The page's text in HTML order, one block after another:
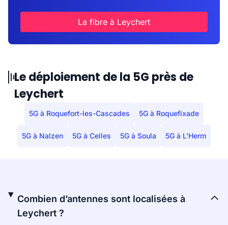
La fibre à Leychert
Le déploiement de la 5G près de
Leychert
5G à Roquefort-les-Cascades 5G à Roquefixade
5G à Nalzen 5G à Celles 5G à Soula 5G à L'Herm
Combien d’antennes sont localisées à
Leychert ?